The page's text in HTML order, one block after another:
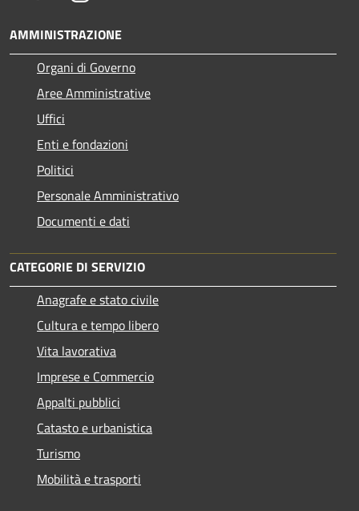
AMMINISTRAZIONE
Organi di Governo
Aree Amministrative
Uffici
Enti e fondazioni
Politici
Personale Amministrativo
Documenti e dati
CATEGORIE DI SERVIZIO
Anagrafe e stato civile
Cultura e tempo libero
Vita lavorativa
Imprese e Commercio
Appalti pubblici
Catasto e urbanistica
Turismo
Mobilità e trasporti